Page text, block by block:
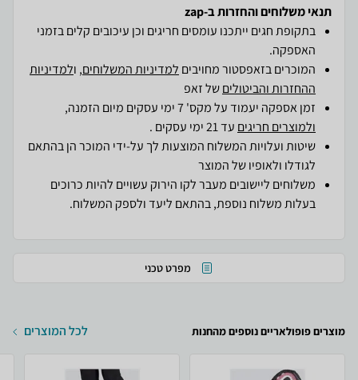
תנאי משלוחים והחזרות ב-zap
בתקופת חגים ייתכנו עומסים חריגים וכן עיכובים קלים בזמני
האספקה.
המוכרים בזאפסטור מחויבים למדיניות המשלוחים, ולמדיניות
ההחזרות והביטוליםשל זאפ
זמן אספקה יעמוד על מקס' 7 ימי עסקים מיום הזמנה,
ולמוצרים חריגים עד 21 ימי עסקים .
שיטות ועלויות המשלוח המוצעות לך על-ידי המוכר הן בהתאם
לגודלו ולאופיו של המוצר
משלוחים ליישובים מעבר לקו הירוק עשויים להיות כרוכים
בעלות משלוח נוספת, בהתאם ליעד ולספק המשלוח.
מפרט טכני
מוצרים פופולאריים נוספים מהחנות לכל המוצרים